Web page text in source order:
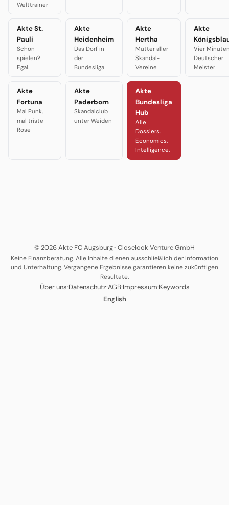
Welttrainer
Akte St.
Pauli
Schön
spielen?
Egal.
Akte
Heidenheim
Das Dorf in
der
Bundesliga
Akte
Hertha
Mutter aller
Skandal-
Vereine
Akte
Vier
Deutscher
Meister
Akte
Fortuna
Mal Punk,
mal triste
Rose
Akte
Paderborn
Skandalclub
unter Weiden
Akte
Bundesliga
Hub
Alle
Dossiers.
Economics.
Intelligence.
© 2026 Akte FC Augsburg· Closelook Venture GmbH
Keine Finanzberatung. Alle Inhalte dienen ausschließlich der Information
und Unterhaltung. Vergangene Ergebnisse garantieren keine zukünftigen
Resultate.
Über uns·Datenschutz·AGB·Impressum·Keywords
English